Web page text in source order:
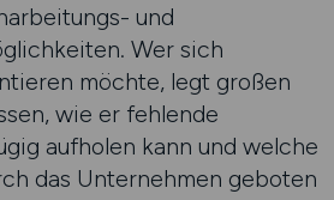
und
Wer sich
möchte, legt großen
wie er fehlende
aufholen kann und welche
das Unternehmen geboten